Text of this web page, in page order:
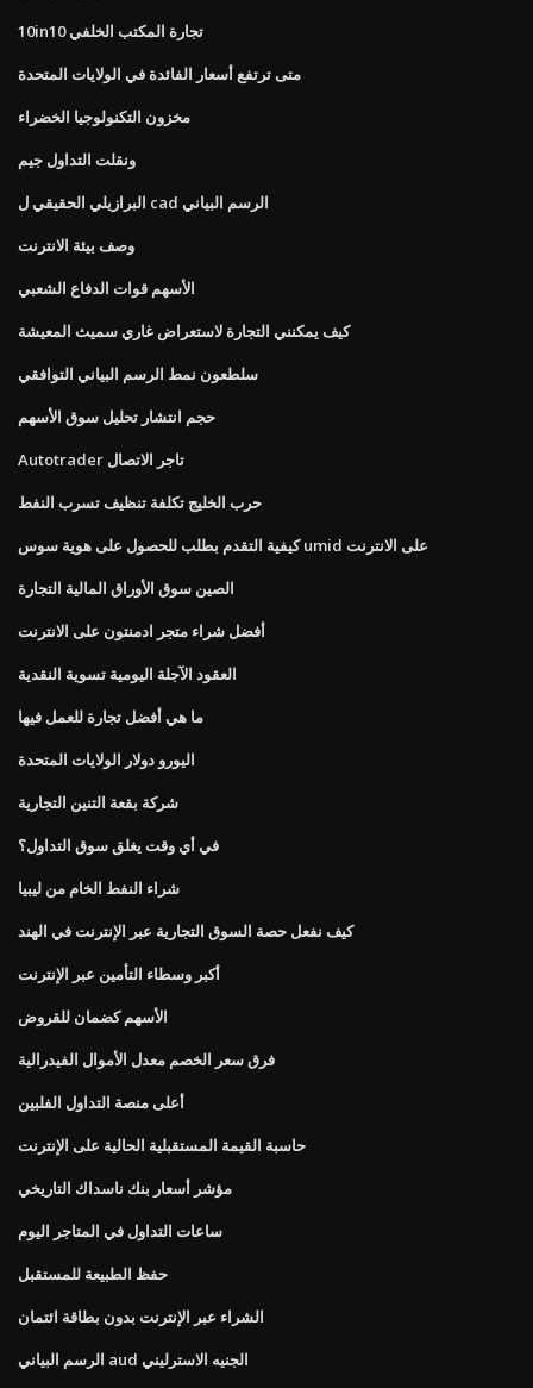
10in10 تجارة المكتب الخلفي
متى ترتفع أسعار الفائدة في الولايات المتحدة
مخزون التكنولوجيا الخضراء
ونقلت التداول جيم
البرازيلي الحقيقي ل cad الرسم البياني
وصف بيئة الانترنت
الأسهم قوات الدفاع الشعبي
كيف يمكنني التجارة لاستعراض غاري سميث المعيشة
سلطعون نمط الرسم البياني التوافقي
حجم انتشار تحليل سوق الأسهم
Autotrader تاجر الاتصال
حرب الخليج تكلفة تنظيف تسرب النفط
كيفية التقدم بطلب للحصول على هوية سوس umid على الانترنت
الصين سوق الأوراق المالية التجارة
أفضل شراء متجر ادمنتون على الانترنت
العقود الآجلة اليومية تسوية النقدية
ما هي أفضل تجارة للعمل فيها
اليورو دولار الولايات المتحدة
شركة بقعة التنين التجارية
في أي وقت يغلق سوق التداول؟
شراء النفط الخام من ليبيا
كيف نفعل حصة السوق التجارية عبر الإنترنت في الهند
أكبر وسطاء التأمين عبر الإنترنت
الأسهم كضمان للقروض
فرق سعر الخصم معدل الأموال الفيدرالية
أعلى منصة التداول الفلبين
حاسبة القيمة المستقبلية الحالية على الإنترنت
مؤشر أسعار بنك ناسداك التاريخي
ساعات التداول في المتاجر اليوم
حفظ الطبيعة للمستقبل
الشراء عبر الإنترنت بدون بطاقة ائتمان
الرسم البياني aud الجنيه الاسترليني